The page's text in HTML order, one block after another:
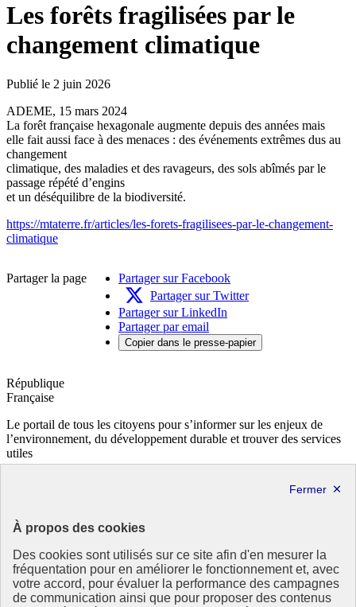
À propos des cookies
Des cookies sont utilisés sur ce site afin d'en mesurer la
fréquentation pour en améliorer le fonctionnement et, avec
votre accord, pour évaluer la performance des campagnes
de communication ainsi que pour proposer des contenus
Les forêts fragilisées par le
changement climatique
Publié le 2 juin 2026
ADEME, 15 mars 2024
La forêt française hexagonale augmente depuis des années mais
elle fait aussi face à des menaces : des événements extrêmes dus au
changement
climatique, des maladies et des ravageurs, des sols abîmés par le
passage répété d’engins
et un déséquilibre de la biodiversité.
https://mtaterre.fr/articles/les-forets-fragilisees-par-le-changement-
climatique
Partager la page
Partager sur Facebook
Partager sur Twitter
Partager sur LinkedIn
Partager par email
Copier dans le presse-papier
République
Française
Le portail de tous les citoyens pour s’informer sur les enjeux de
l’environnement, du développement durable et trouver des services
utiles
data.gouv.fr- ouvre une nouvelle fenêtre
Partenaire